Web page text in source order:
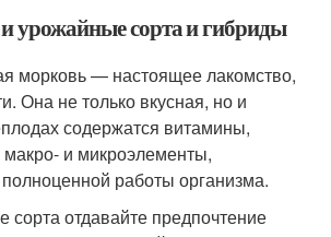
урожайные сорта и гибриды
морковь — настоящее лакомство,
Она не только вкусная, но и
содержатся витамины,
макро- и микроэлементы,
работы организма.
отдавайте предпочтение